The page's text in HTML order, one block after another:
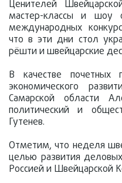
Ценителей
мастер-классы и шоу
международных
что в эти дни стол
рёшти и швейцарские
В качестве почетных
экономического
Самарской области
политический и
Гутенев.
Отметим, что неделя
целью развития
Россией и Швейцарской